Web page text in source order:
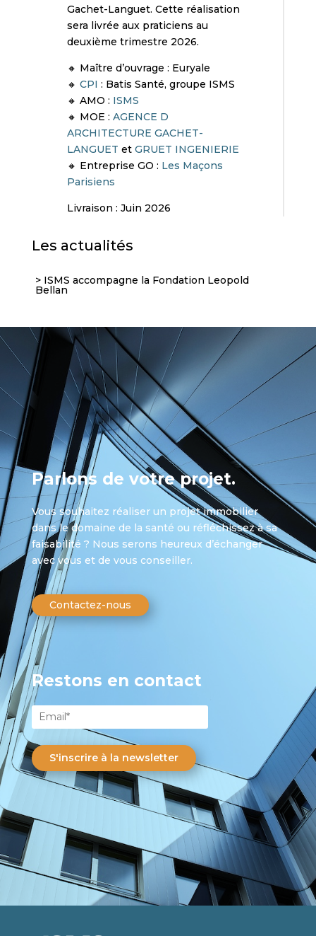
Gachet-Languet. Cette réalisation
sera livrée aux praticiens au
deuxième trimestre 2026.
🔸 Maître d’ouvrage : Euryale
🔸 CPI : Batis Santé, groupe ISMS
🔸 AMO : ISMS
🔸 MOE : AGENCE D
ARCHITECTURE GACHET-
LANGUET et GRUET INGENIERIE
🔸 Entreprise GO : Les Maçons
Parisiens
Livraison : Juin 2026
Les actualités
ISMS accompagne la Fondation Leopold
Bellan
Parlons de votre projet.
Vous souhaitez réaliser un projet immobilier
dans le domaine de la santé ou réfléchissez à sa
faisabilité ? Nous serons heureux d’échanger
avec vous et de vous conseiller.
Contactez-nous
Restons en contact
S'inscrire à la newsletter